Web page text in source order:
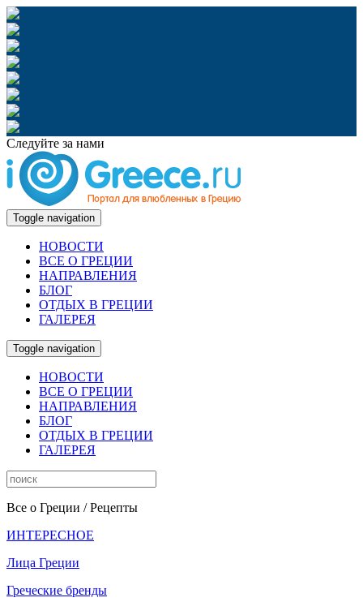
Следуйте за нами
Toggle navigation
НОВОСТИ
ВСЕ О ГРЕЦИИ
НАПРАВЛЕНИЯ
БЛОГ
ОТДЫХ В ГРЕЦИИ
ГАЛЕРЕЯ
Toggle navigation
НОВОСТИ
ВСЕ О ГРЕЦИИ
НАПРАВЛЕНИЯ
БЛОГ
ОТДЫХ В ГРЕЦИИ
ГАЛЕРЕЯ
Все о Греции / Рецепты
ИНТЕРЕСНОЕ
Лица Греции
Греческие бренды